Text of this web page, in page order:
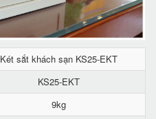
Két sắt khách sạn KS25-EKT
KS25-EKT
9kg